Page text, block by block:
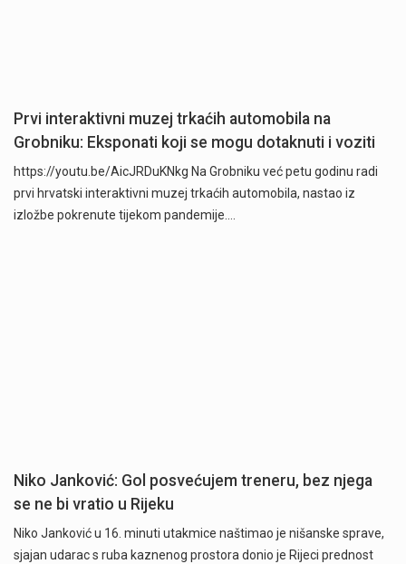
Prvi interaktivni muzej trkaćih automobila na
Grobniku: Eksponati koji se mogu dotaknuti i voziti
https://youtu.be/AicJRDuKNkg Na Grobniku već petu godinu radi
prvi hrvatski interaktivni muzej trkaćih automobila, nastao iz
izložbe pokrenute tijekom pandemije.…
Niko Janković: Gol posvećujem treneru, bez njega
se ne bi vratio u Rijeku
Niko Janković u 16. minuti utakmice naštimao je nišanske sprave,
sjajan udarac s ruba kaznenog prostora donio je Rijeci prednost